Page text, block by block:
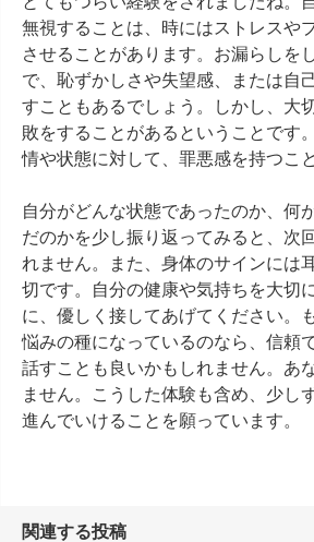
無視することは、時にはストレスや
させることがあります。お漏らしを
で、恥ずかしさや失望感、または自
すこともあるでしょう。しかし、大
敗をすることがあるということです
情や状態に対して、罪悪感を持つこ
自分がどんな状態であったのか、何
だのかを少し振り返ってみると、次
れません。また、身体のサインには
切です。自分の健康や気持ちを大切
に、優しく接してあげてください。
悩みの種になっているのなら、信頼
話すことも良いかもしれません。あ
ません。こうした体験も含め、少し
進んでいけることを願っています。
関連する投稿